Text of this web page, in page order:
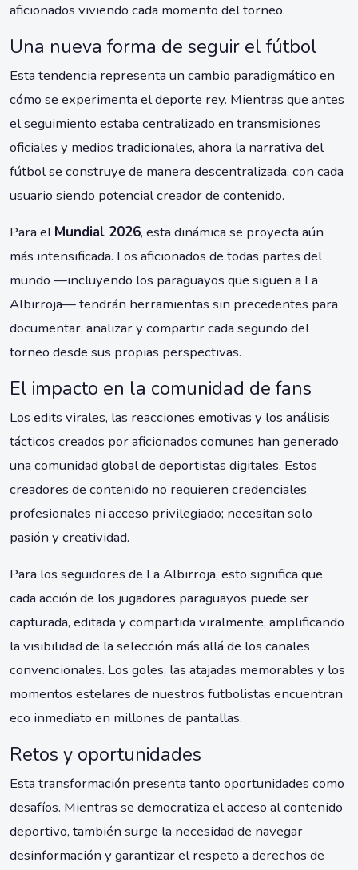
aficionados viviendo cada momento del torneo.
Una nueva forma de seguir el fútbol
Esta tendencia representa un cambio paradigmático en
cómo se experimenta el deporte rey. Mientras que antes
el seguimiento estaba centralizado en transmisiones
oficiales y medios tradicionales, ahora la narrativa del
fútbol se construye de manera descentralizada, con cada
usuario siendo potencial creador de contenido.
Para elMundial 2026, esta dinámica se proyecta aún
más intensificada. Los aficionados de todas partes del
mundo —incluyendo los paraguayos que siguen a La
Albirroja— tendrán herramientas sin precedentes para
documentar, analizar y compartir cada segundo del
torneo desde sus propias perspectivas.
El impacto en la comunidad de fans
Los edits virales, las reacciones emotivas y los análisis
tácticos creados por aficionados comunes han generado
una comunidad global de deportistas digitales. Estos
creadores de contenido no requieren credenciales
profesionales ni acceso privilegiado; necesitan solo
pasión y creatividad.
Para los seguidores de La Albirroja, esto significa que
cada acción de los jugadores paraguayos puede ser
capturada, editada y compartida viralmente, amplificando
la visibilidad de la selección más allá de los canales
convencionales. Los goles, las atajadas memorables y los
momentos estelares de nuestros futbolistas encuentran
eco inmediato en millones de pantallas.
Retos y oportunidades
Esta transformación presenta tanto oportunidades como
desafíos. Mientras se democratiza el acceso al contenido
deportivo, también surge la necesidad de navegar
desinformación y garantizar el respeto a derechos de